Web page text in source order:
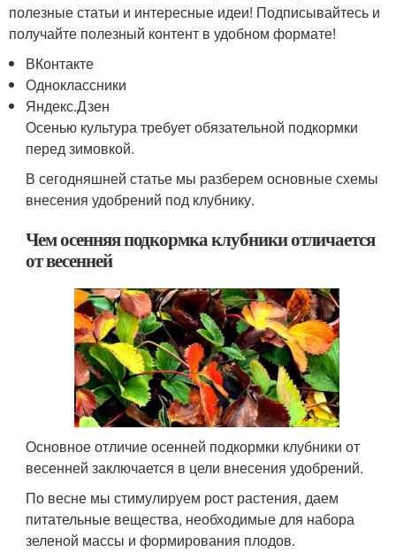
полезные статьи и интересные идеи! Подписывайтесь и
получайте полезный контент в удобном формате!
ВКонтакте
Одноклассники
Яндекс.Дзен
Осенью культура требует обязательной подкормки
перед зимовкой.
В сегодняшней статье мы разберем основные схемы
внесения удобрений под клубнику.
Чем осенняя подкормка клубники отличается
от весенней
Основное отличие осенней подкормки клубники от
весенней заключается в цели внесения удобрений.
По весне мы стимулируем рост растения, даем
питательные вещества, необходимые для набора
зеленой массы и формирования плодов.